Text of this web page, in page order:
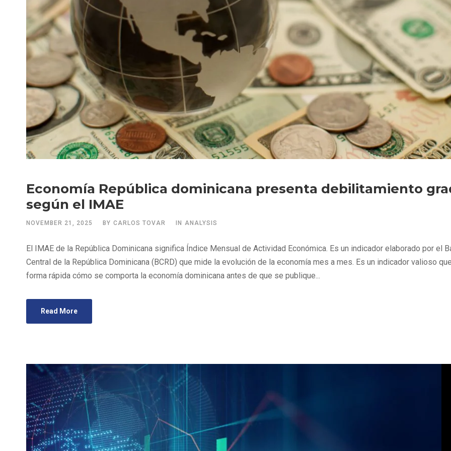
Economía República dominicana presenta debilitamiento
según el IMAE
NOVEMBER 21, 2025 BY CARLOS TOVAR IN ANALYSIS
El IMAE de la República Dominicana significa Índice Mensual de Actividad Económica. Es un indicador elaborado por el
Central de la República Dominicana (BCRD) que mide la evolución de la economía mes a mes. Es un indicador valioso
forma rápida cómo se comporta la economía dominicana antes de que se publique...
Read More